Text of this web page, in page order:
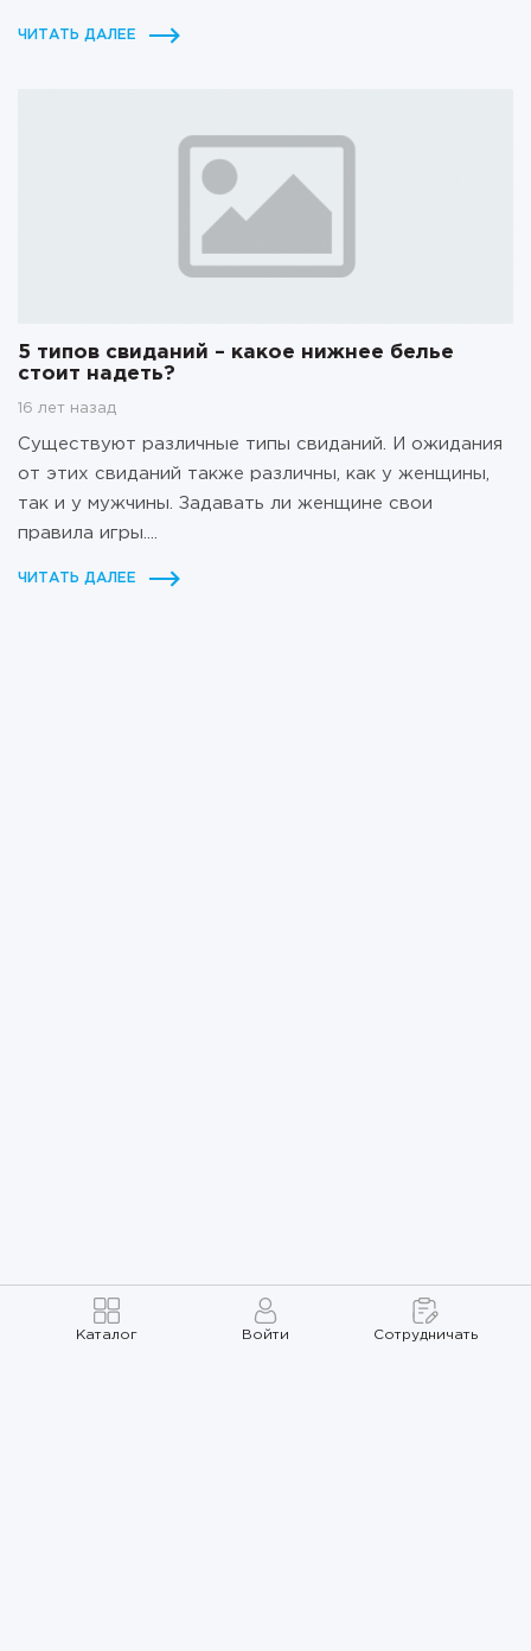
Каталог Войти Сотрудничать
ЧИТАТЬ ДАЛЕЕ
5 типов свиданий – какое нижнее белье
стоит надеть?
16 лет назад
Существуют различные типы свиданий. И ожидания
от этих свиданий также различны, как у женщины,
так и у мужчины. Задавать ли женщине свои
правила игры....
ЧИТАТЬ ДАЛЕЕ